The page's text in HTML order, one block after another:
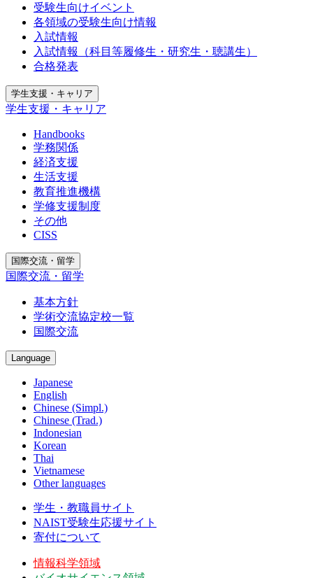
受験生向けイベント
各領域の受験生向け情報
入試情報
入試情報（科目等履修生・研究生・聴講生）
合格発表
学生支援・キャリア
学生支援・キャリア
Handbooks
学務関係
経済支援
生活支援
教育推進機構
学修支援制度
その他
CISS
国際交流・留学
国際交流・留学
基本方針
学術交流協定校一覧
国際交流
Language
Japanese
English
Chinese (Simpl.)
Chinese (Trad.)
Indonesian
Korean
Thai
Vietnamese
Other languages
学生・教職員サイト
NAIST受験生応援サイト
寄付について
情報科学領域